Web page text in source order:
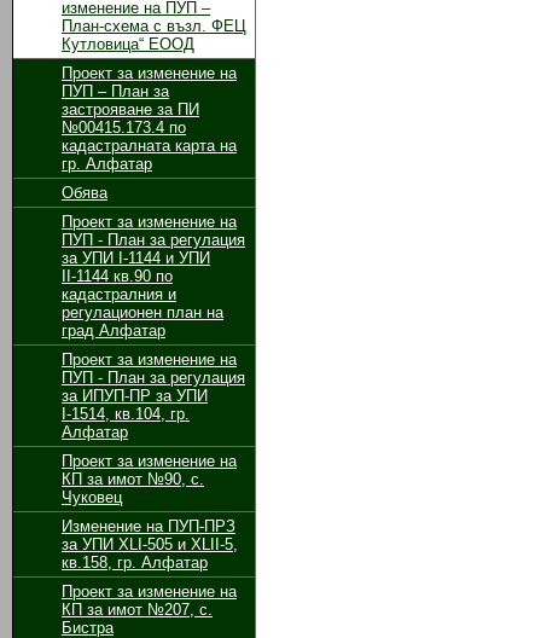
изменение на ПУП –
План-схема с възл. ФЕЦ
Кутловица“ ЕООД
Проект за изменение на
ПУП – План за
застрояване за ПИ
№00415.173.4 по
кадастралната карта на
гр. Алфатар
Обява
Проект за изменение на
ПУП - План за регулация
за УПИ І-1144 и УПИ
ІІ-1144 кв.90 по
кадастралния и
регулационен план на
град Алфатар
Проект за изменение на
ПУП - План за регулация
за ИПУП-ПР за УПИ
І-1514, кв.104, гр.
Алфатар
Проект за изменение на
КП за имот №90, с.
Чуковец
Изменение на ПУП-ПРЗ
за УПИ XLI-505 и XLII-5,
кв.158, гр. Алфатар
Проект за изменение на
КП за имот №207, с.
Бистра